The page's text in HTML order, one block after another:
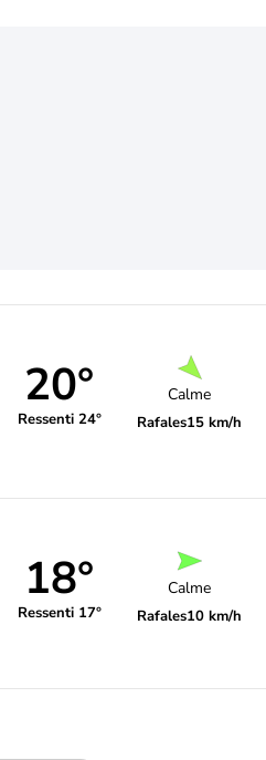
20°
Ressenti 24°
Calme
Rafales15 km/h
18°
Ressenti 17°
Calme
Rafales10 km/h